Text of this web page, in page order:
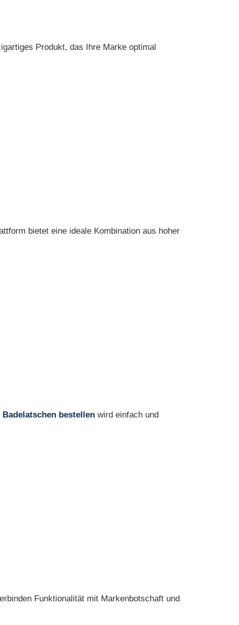
Produkt, das Ihre Marke optimal
bietet eine ideale Kombination aus hoher
bestellen wird einfach und
Funktionalität mit Markenbotschaft und